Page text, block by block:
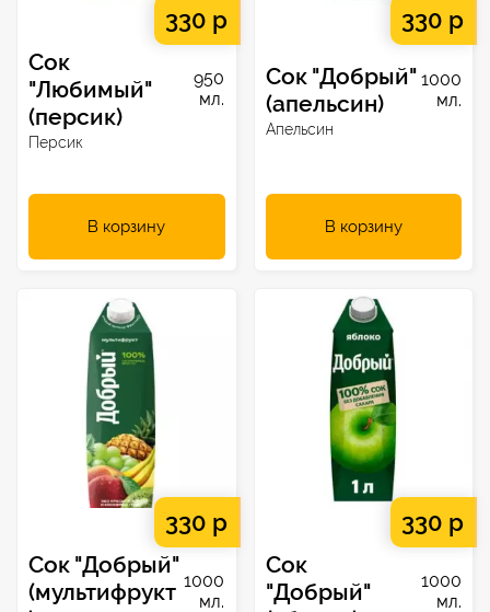
330 р
Сок
"Любимый"
(персик)
950
мл.
Персик
В корзину
330 р
Сок "Добрый"
(апельсин)
1000
мл.
Апельсин
В корзину
330 р
Сок "Добрый"
(мультифрукт 1000
мл.
330 р
Сок
"Добрый"
1000
мл.